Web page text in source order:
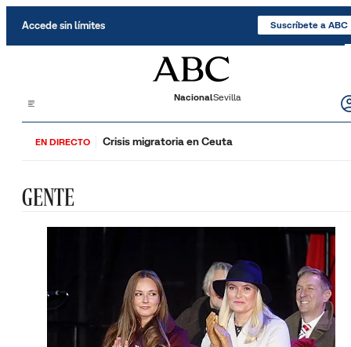
Accede sin límites Suscríbete a ABC
NacionalSevilla
EN DIRECTO Crisis migratoria en Ceuta
GENTE